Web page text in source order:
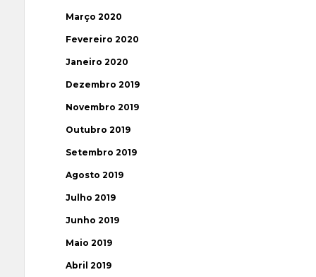
Março 2020
Fevereiro 2020
Janeiro 2020
Dezembro 2019
Novembro 2019
Outubro 2019
Setembro 2019
Agosto 2019
Julho 2019
Junho 2019
Maio 2019
Abril 2019